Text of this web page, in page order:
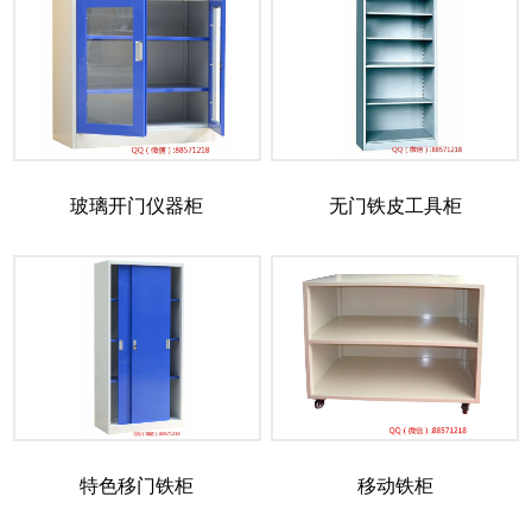
玻璃开门仪器柜 无门铁皮工具柜
特色移门铁柜 移动铁柜